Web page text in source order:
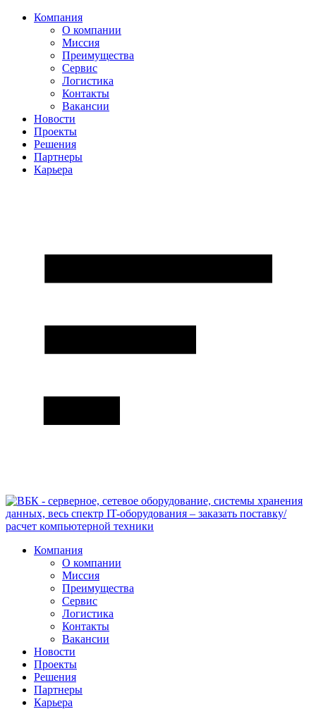
Компания
О компании
Миссия
Преимущества
Сервис
Логистика
Контакты
Вакансии
Новости
Проекты
Решения
Партнеры
Карьера
Компания
О компании
Миссия
Преимущества
Сервис
Логистика
Контакты
Вакансии
Новости
Проекты
Решения
Партнеры
Карьера